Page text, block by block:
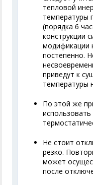
тепловой
температуры
(порядка 6
конструкции
модификации
постепенно.
приведут к
температуры
По этой же
Не стоит
резко.
может
после